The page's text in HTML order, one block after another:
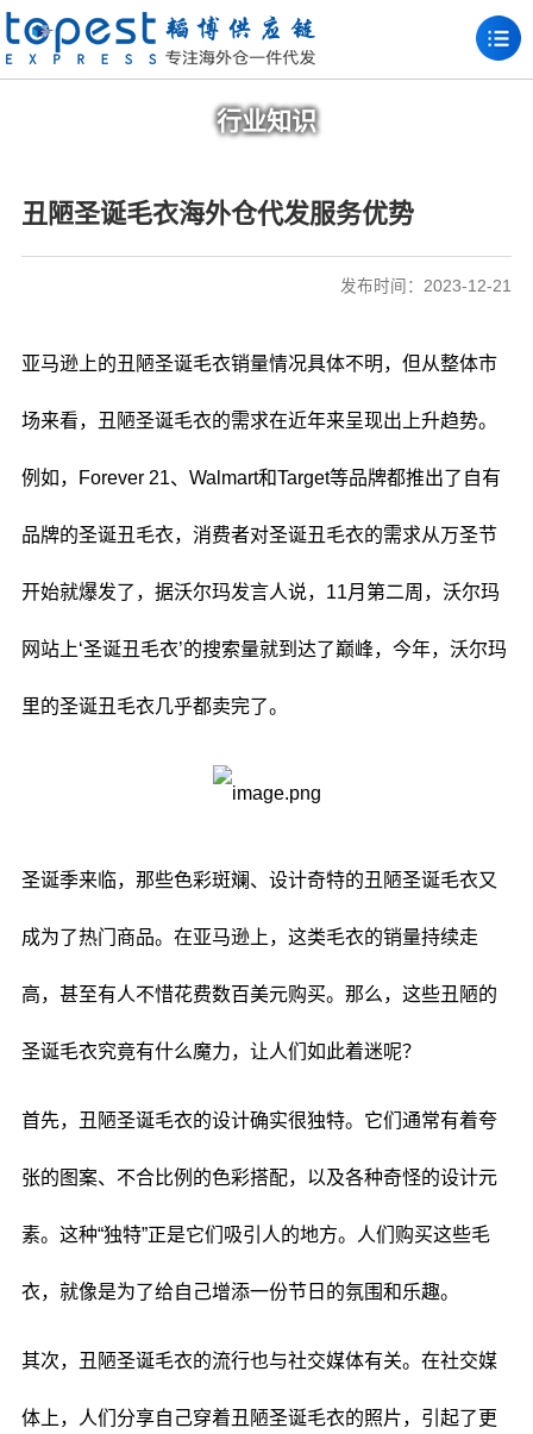
行业知识
丑陋圣诞毛衣海外仓代发服务优势
发布时间：2023-12-21
亚马逊上的丑陋圣诞毛衣销量情况具体不明，但从整体市
场来看，丑陋圣诞毛衣的需求在近年来呈现出上升趋势。
例如，Forever 21、Walmart和Target等品牌都推出了自有
品牌的圣诞丑毛衣，消费者对圣诞丑毛衣的需求从万圣节
开始就爆发了，据沃尔玛发言人说，11月第二周，沃尔玛
网站上‘圣诞丑毛衣’的搜索量就到达了巅峰，今年，沃尔玛
里的圣诞丑毛衣几乎都卖完了。
圣诞季来临，那些色彩斑斓、设计奇特的丑陋圣诞毛衣又
成为了热门商品。在亚马逊上，这类毛衣的销量持续走
高，甚至有人不惜花费数百美元购买。那么，这些丑陋的
圣诞毛衣究竟有什么魔力，让人们如此着迷呢？
首先，丑陋圣诞毛衣的设计确实很独特。它们通常有着夸
张的图案、不合比例的色彩搭配，以及各种奇怪的设计元
素。这种“独特”正是它们吸引人的地方。人们购买这些毛
衣，就像是为了给自己增添一份节日的氛围和乐趣。
其次，丑陋圣诞毛衣的流行也与社交媒体有关。在社交媒
体上，人们分享自己穿着丑陋圣诞毛衣的照片，引起了更